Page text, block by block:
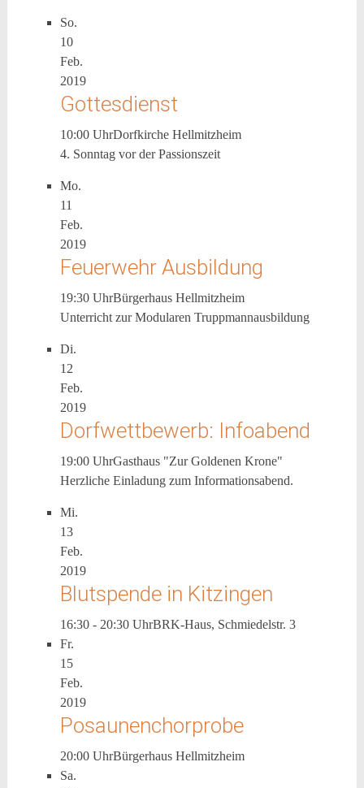
So.
10
Feb.
2019
Gottesdienst
10:00 UhrDorfkirche Hellmitzheim
4. Sonntag vor der Passionszeit
Mo.
11
Feb.
2019
Feuerwehr Ausbildung
19:30 UhrBürgerhaus Hellmitzheim
Unterricht zur Modularen Truppmannausbildung
Di.
12
Feb.
2019
Dorfwettbewerb: Infoabend
19:00 UhrGasthaus "Zur Goldenen Krone"
Herzliche Einladung zum Informationsabend.
Mi.
13
Feb.
2019
Blutspende in Kitzingen
16:30 - 20:30 UhrBRK-Haus, Schmiedelstr. 3
Fr.
15
Feb.
2019
Posaunenchorprobe
20:00 UhrBürgerhaus Hellmitzheim
Sa.